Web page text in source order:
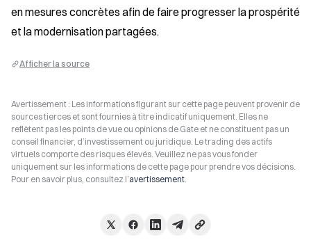
en mesures concrètes afin de faire progresser la prospérité
et la modernisation partagées.
Afficher la source
Avertissement : Les informations figurant sur cette page peuvent provenir de
sources tierces et sont fournies à titre indicatif uniquement. Elles ne
reflètent pas les points de vue ou opinions de Gate et ne constituent pas un
conseil financier, d’investissement ou juridique. Le trading des actifs
virtuels comporte des risques élevés. Veuillez ne pas vous fonder
uniquement sur les informations de cette page pour prendre vos décisions.
Pour en savoir plus, consultez l’avertissement.